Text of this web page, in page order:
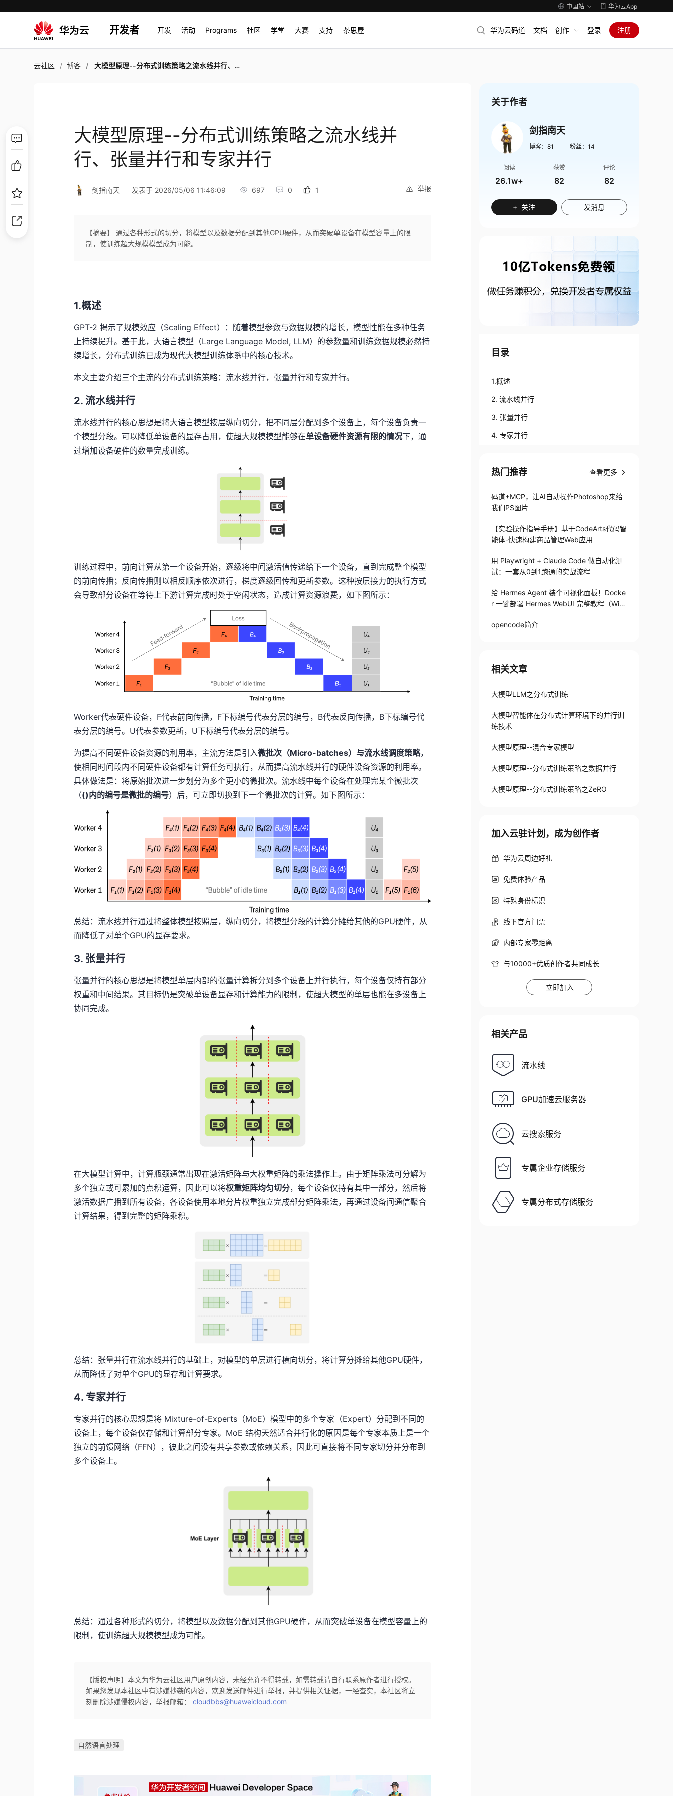
中国站 华为云App
开发者 开发 活动 Programs 社区 学堂 大赛 支持 茶思屋 华为云码道 文档 创作 登录 注册
云社区 博客 大模型原理--分布式训练策略之流水线并行、张量并行和专家并行
大模型原理--分布式训练策略之流水线并
行、张量并行和专家并行
举报
剑指南天 发表于 2026/05/06 11:46:09 697 0 1
【摘要】 通过各种形式的切分，将模型以及数据分配到其他GPU硬件，从而突破单设备在模型容量上的限
制，使训练超大规模模型成为可能。
1.概述
GPT-2 揭示了规模效应（Scaling Effect）：随着模型参数与数据规模的增长，模型性能在多种任务
上持续提升。基于此， 大语言模型（Large Language Model, LLM）的参数量和训练数据规模必然持
续增长，分布式训练已成为现代大模型训练体系中的核心技术。
本文主要介绍三个主流的分布式训练策略：流水线并行，张量并行和专家并行。
2. 流水线并行
流水线并行的核心思想是将大语言模型按层纵向切分，把不同层分配到多个设备上，每个设备负责一
个模型分段。可以降低单设备的显存占用，使超大规模模型能够在单设备硬件资源有限的情况下，通
过增加设备硬件的数量完成训练。
训练过程中，前向计算从第一个设备开始，逐级将中间激活值传递给下一个设备，直到完成整个模型
的前向传播；反向传播则以相反顺序依次进行，梯度逐级回传和更新参数。这种按层接力的执行方式
会导致部分设备在等待上下游计算完成时处于空闲状态，造成计算资源浪费，如下图所示：
Worker代表硬件设备，F代表前向传播，F下标编号代表分层的编号，B代表反向传播，B下标编号代
表分层的编号。U代表参数更新，U下标编号代表分层的编号。
为提高不同硬件设备资源的利用率，主流方法是引入微批次（Micro-batches）与流水线调度策略，
使相同时间段内不同硬件设备都有计算任务可执行，从而提高流水线并行的硬件设备资源的利用率。
具体做法是：将原始批次进一步划分为多个更小的微批次。流水线中每个设备在处理完某个微批次
（()内的编号是微批的编号）后，可立即切换到下一个微批次的计算。如下图所示：
总结：流水线并行通过将整体模型按照层，纵向切分，将模型分段的计算分摊给其他的GPU硬件，从
而降低了对单个GPU的显存要求。
3. 张量并行
张量并行的核心思想是将模型单层内部的张量计算拆分到多个设备上并行执行，每个设备仅持有部分
权重和中间结果。其目标仍是突破单设备显存和计算能力的限制，使超大模型的单层也能在多设备上
协同完成。
在大模型计算中，计算瓶颈通常出现在激活矩阵与大权重矩阵的乘法操作上。由于矩阵乘法可分解为
多个独立或可累加的点积运算，因此可以将权重矩阵均匀切分，每个设备仅持有其中一部分，然后将
激活数据广播到所有设备，各设备使用本地分片权重独立完成部分矩阵乘法，再通过设备间通信聚合
计算结果，得到完整的矩阵乘积。
总结：张量并行在流水线并行的基础上，对模型的单层进行横向切分，将计算分摊给其他GPU硬件，
从而降低了对单个GPU的显存和计算要求。
4. 专家并行
专家并行的核心思想是将 Mixture-of-Experts（MoE）模型中的多个专家（Expert）分配到不同的
设备上，每个设备仅存储和计算部分专家。 MoE 结构天然适合并行化的原因是每个专家本质上是一个
独立的前馈网络（FFN），彼此之间没有共享参数或依赖关系，因此可直接将不同专家切分并分布到
多个设备上。
总结：通过各种形式的切分，将模型以及数据分配到其他GPU硬件，从而突破单设备在模型容量上的
限制，使训练超大规模模型成为可能。
【版权声明】本文为华为云社区用户原创内容，未经允许不得转载，如需转载请自行联系原作者进行授权。
如果您发现本社区中有涉嫌抄袭的内容，欢迎发送邮件进行举报，并提供相关证据，一经查实，本社区将立
刻删除涉嫌侵权内容，举报邮箱：cloudbbs@huaweicloud.com
自然语言处理
关于作者
剑指南天
博客： 81 粉丝： 14
阅读
26.1w+
获赞
82
评论
82
+ 关注 发消息
目录
1.概述
2. 流水线并行
3. 张量并行
4. 专家并行
热门推荐 查看更多
码道+MCP，让AI自动操作Photoshop来给
我们PS图片
【实验操作指导手册】基于CodeArts代码智
能体-快速构建商品管理Web应用
用 Playwright + Claude Code 做自动化测
试：一套从0到1跑通的实战流程
给 Hermes Agent 装个可视化面板！Docke
r 一键部署 Hermes WebUI 完整教程（Win
opencode简介
相关文章
大模型LLM之分布式训练
大模型智能体在分布式计算环境下的并行训
练技术
大模型原理--混合专家模型
大模型原理--分布式训练策略之数据并行
大模型原理--分布式训练策略之ZeRO
加入云驻计划，成为创作者
华为云周边好礼
免费体验产品
特殊身份标识
线下官方门票
内部专家零距离
与10000+优质创作者共同成长
立即加入
相关产品
流水线
GPU加速云服务器
云搜索服务
专属企业存储服务
专属分布式存储服务